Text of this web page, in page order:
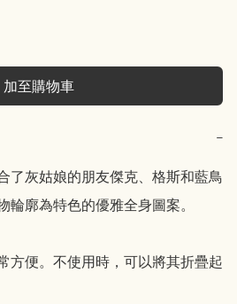
加至購物車
−
了灰姑娘的朋友傑克、格斯和藍鳥
輪廓為特色的優雅全身圖案。
方便。不使用時，可以將其折疊起